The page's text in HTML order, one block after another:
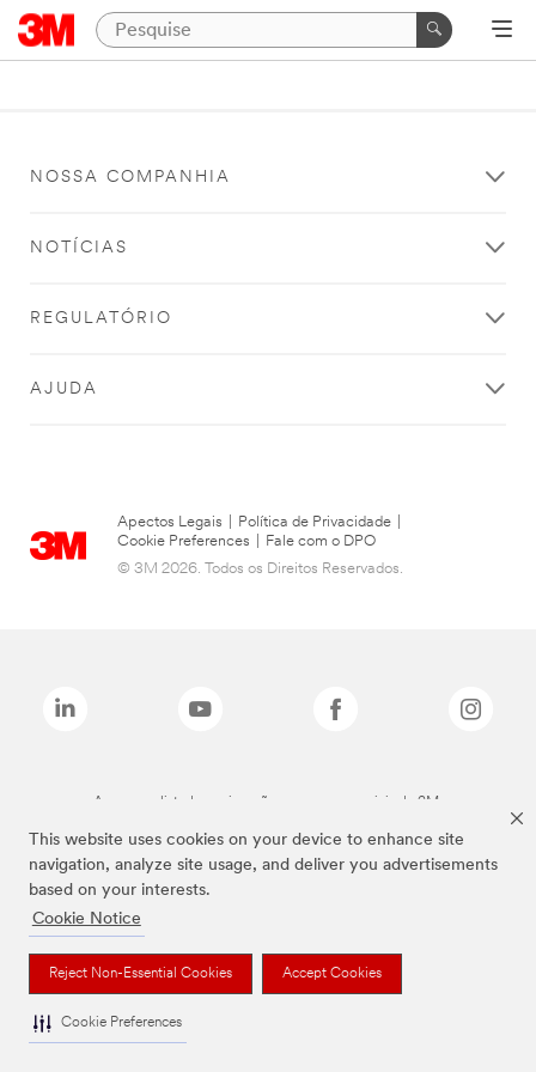
This website uses cookies on your device to enhance site
navigation, analyze site usage, and deliver you advertisements
based on your interests.
Cookie Notice
Reject Non-Essential Cookies Accept Cookies
Cookie Preferences
NOSSA COMPANHIA
NOTÍCIAS
REGULATÓRIO
AJUDA
Apectos Legais Política de Privacidade
Cookie Preferences
Fale com o DPO
© 3M 2026. Todos os Direitos Reservados.
As marcas listadas a cima são marcas comerciais da 3M.